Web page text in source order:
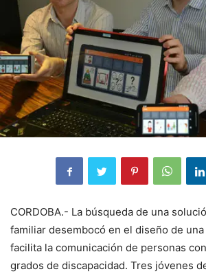
CORDOBA.- La búsqueda de una
familiar desembocó en el diseño de
facilita la comunicación de personas
grados de discapacidad. Tres jóvenes